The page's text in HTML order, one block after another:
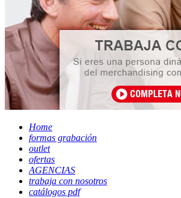
Home
formas grabación
outlet
ofertas
AGENCIAS
trabaja con nosotros
catálogos pdf